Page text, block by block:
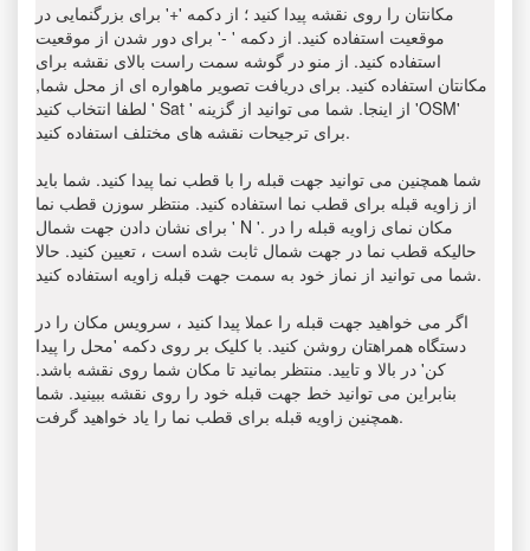
مکانتان را روی نقشه پیدا کنید ؛ از دکمه '+' برای بزرگنمایی در
موقعیت استفاده کنید. از دکمه ' -' برای دور شدن از موقعیت
استفاده کنید. از منو در گوشه سمت راست بالای نقشه برای
مکانتان استفاده کنید. برای دریافت تصویر ماهواره ای از محل شما,
لطفا انتخاب کنید ' Sat ' از اینجا. شما می توانید از گزینه 'OSM'
برای ترجیحات نقشه های مختلف استفاده کنید.
شما همچنین می توانید جهت قبله را با قطب نما پیدا کنید. شما باید
از زاویه قبله برای قطب نما استفاده کنید. منتظر سوزن قطب نما
برای نشان دادن جهت شمال ' N '. مکان نمای زاویه قبله را در
حالیکه قطب نما در جهت شمال ثابت شده است ، تعیین کنید. حالا
شما می توانید از نماز خود به سمت جهت قبله زاویه استفاده کنید.
اگر می خواهید جهت قبله را عملا پیدا کنید ، سرویس مکان را در
دستگاه همراهتان روشن کنید. با کلیک بر روی دکمه 'محل را پیدا
کن' در بالا و تایید. منتظر بمانید تا مکان شما روی نقشه باشد.
بنابراین می توانید خط جهت قبله خود را روی نقشه ببینید. شما
همچنین زاویه قبله برای قطب نما را یاد خواهید گرفت.